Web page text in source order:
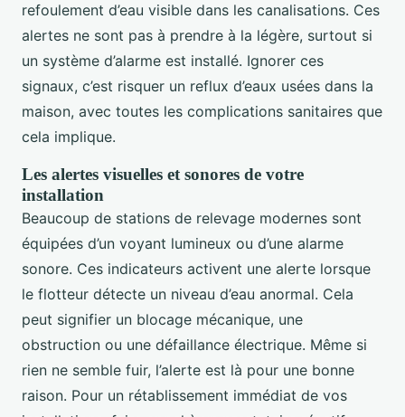
refoulement d’eau visible dans les canalisations. Ces
alertes ne sont pas à prendre à la légère, surtout si
un système d’alarme est installé. Ignorer ces
signaux, c’est risquer un reflux d’eaux usées dans la
maison, avec toutes les complications sanitaires que
cela implique.
Les alertes visuelles et sonores de votre
installation
Beaucoup de stations de relevage modernes sont
équipées d’un voyant lumineux ou d’une alarme
sonore. Ces indicateurs activent une alerte lorsque
le flotteur détecte un niveau d’eau anormal. Cela
peut signifier un blocage mécanique, une
obstruction ou une défaillance électrique. Même si
rien ne semble fuir, l’alerte est là pour une bonne
raison. Pour un rétablissement immédiat de vos